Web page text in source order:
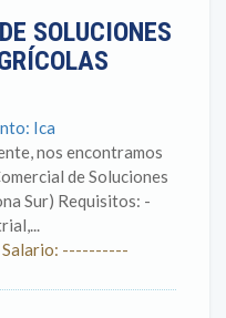
SOLUCIONES
Ica
nos encontramos
de Soluciones
Sur) Requisitos: -
----------